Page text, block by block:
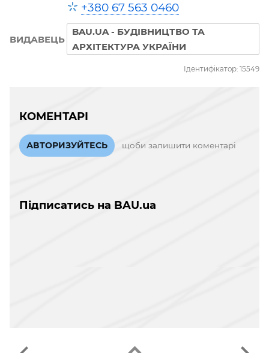
+380 67 563 0460
ВИДАВЕЦЬ
BAU.UA - БУДІВНИЦТВО ТА
АРХІТЕКТУРА УКРАЇНИ
Ідентифікатор: 15549
КОМЕНТАРІ
АВТОРИЗУЙТЕСЬ щоби залишити коментарі
Підписатись на BAU.ua